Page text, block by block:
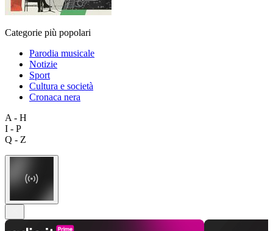
Categorie più popolari
Parodia musicale
Notizie
Sport
Cultura e società
Cronaca nera
A - H
I - P
Q - Z